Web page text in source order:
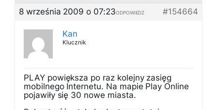
8 września 2009 o 07:23
#154664
ODPOWIEDZ
Kan
Klucznik
PLAY powiększa po raz kolejny zasięg
mobilnego Internetu. Na mapie Play Online
pojawiły się 30 nowe miasta.